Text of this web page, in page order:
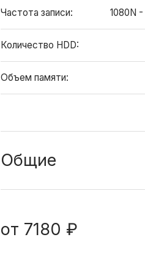
Частота записи: 1080N
Количество HDD:
Объем памяти:
Общие
от 7180 ₽